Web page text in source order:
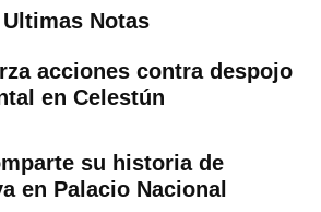
Ultimas Notas
acciones contra despojo
en Celestún
su historia de
en Palacio Nacional